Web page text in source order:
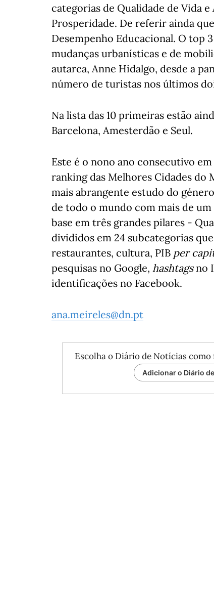
categorias de Qualidade de Vida
Prosperidade. De referir ainda
Desempenho Educacional. O top
mudanças urbanísticas e de
autarca, Anne Hidalgo, desde a
número de turistas nos últimos
Na lista das 10 primeiras estão
Barcelona, Amesterdão e Seul.
Este é o nono ano consecutivo
ranking das Melhores Cidades do
mais abrangente estudo do
de todo o mundo com mais de
base em três grandes pilares -
divididos em 24 subcategorias
restaurantes, cultura, PIB per
pesquisas no Google, hashtagsno
identificações no Facebook.
ana.meireles@dn.pt
Escolha o Diário de Notícias
Adicionar o Diário